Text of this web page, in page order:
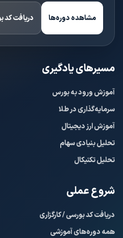
مشاهده دوره‌ها دریافت کد
مسیرهای یادگیری
آموزش ورود به بورس
سرمایه‌گذاری در طلا
آموزش ارز دیجیتال
تحلیل بنیادی سهام
تحلیل تکنیکال
شروع عملی
دریافت کد بورسی / کارگزاری
همه دوره‌های آموزشی